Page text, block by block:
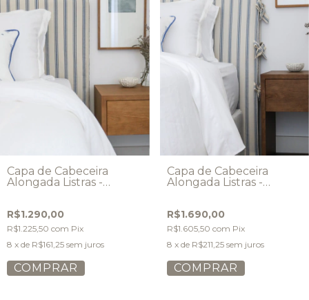
Capa de Cabeceira
Alongada Listras -
R$1.290,00
R$1.225,50 com Pix
8 x de R$161,25 sem juros
COMPRAR
Capa de Cabeceira
Alongada Listras -
R$1.690,00
R$1.605,50 com Pix
8 x de R$211,25 sem juros
COMPRAR